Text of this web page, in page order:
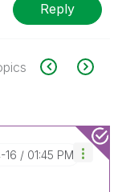
Reply
16 01:45 PM